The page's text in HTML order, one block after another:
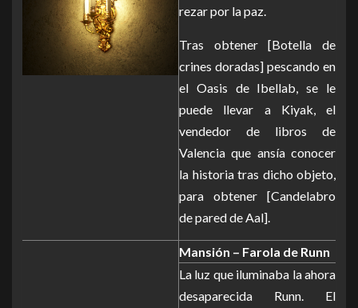
rezar por la paz.
Tras obtener [Botella de
crines doradas] pescando en
el Oasis de Ibellab, se le
puede llevar a Kiyak, el
vendedor de libros de
Valencia que ansía conocer
la historia tras dicho objeto,
para obtener [Candelabro
de pared de Aal].
Mansión – Farola de Runn
La luz que iluminaba la ahora
desaparecida Runn. El